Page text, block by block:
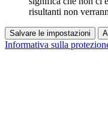
risultanti non
Salvare le impostazioni
Informativa sulla